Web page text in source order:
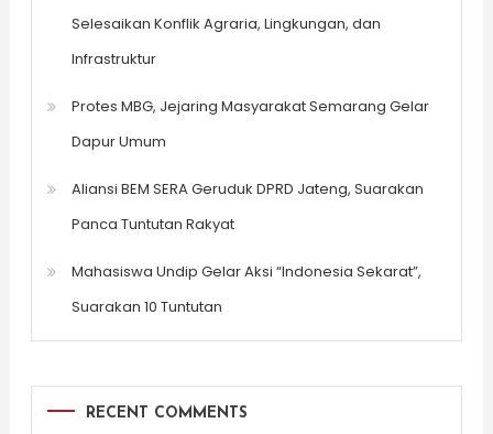
Selesaikan Konflik Agraria, Lingkungan, dan
Infrastruktur
Protes MBG, Jejaring Masyarakat Semarang Gelar
Dapur Umum
Aliansi BEM SERA Geruduk DPRD Jateng, Suarakan
Panca Tuntutan Rakyat
Mahasiswa Undip Gelar Aksi “Indonesia Sekarat”,
Suarakan 10 Tuntutan
RECENT COMMENTS